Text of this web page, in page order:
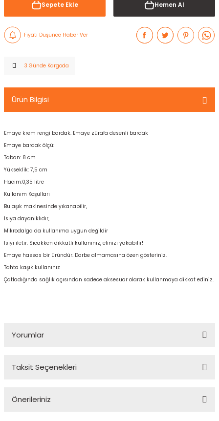
Sepete Ekle Hemen Al
Fiyatı Düşünce Haber Ver
3 Günde Kargoda
Ürün Bilgisi
Emaye krem rengi bardak. Emaye zürafa desenli bardak
Emaye bardak ölçü:
Taban: 8 cm
Yükseklik: 7,5 cm
Hacim:0,35 litre
Kullanım Koşulları
Bulaşık makinesinde yıkanabilir,
Isıya dayanıklıdır,
Mikrodalga da kullanıma uygun değildir
Isıyı iletir. Sıcakken dikkatli kullanınız, elinizi yakabilir!
Emaye hassas bir üründür. Darbe almamasına özen gösteriniz.
Tahta kaşık kullanınız
Çatladığında sağlık açısından sadece aksesuar olarak kullanmaya dikkat ediniz.
Yorumlar
Taksit Seçenekleri
Önerileriniz